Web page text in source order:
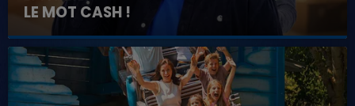
LE MOT CASH !